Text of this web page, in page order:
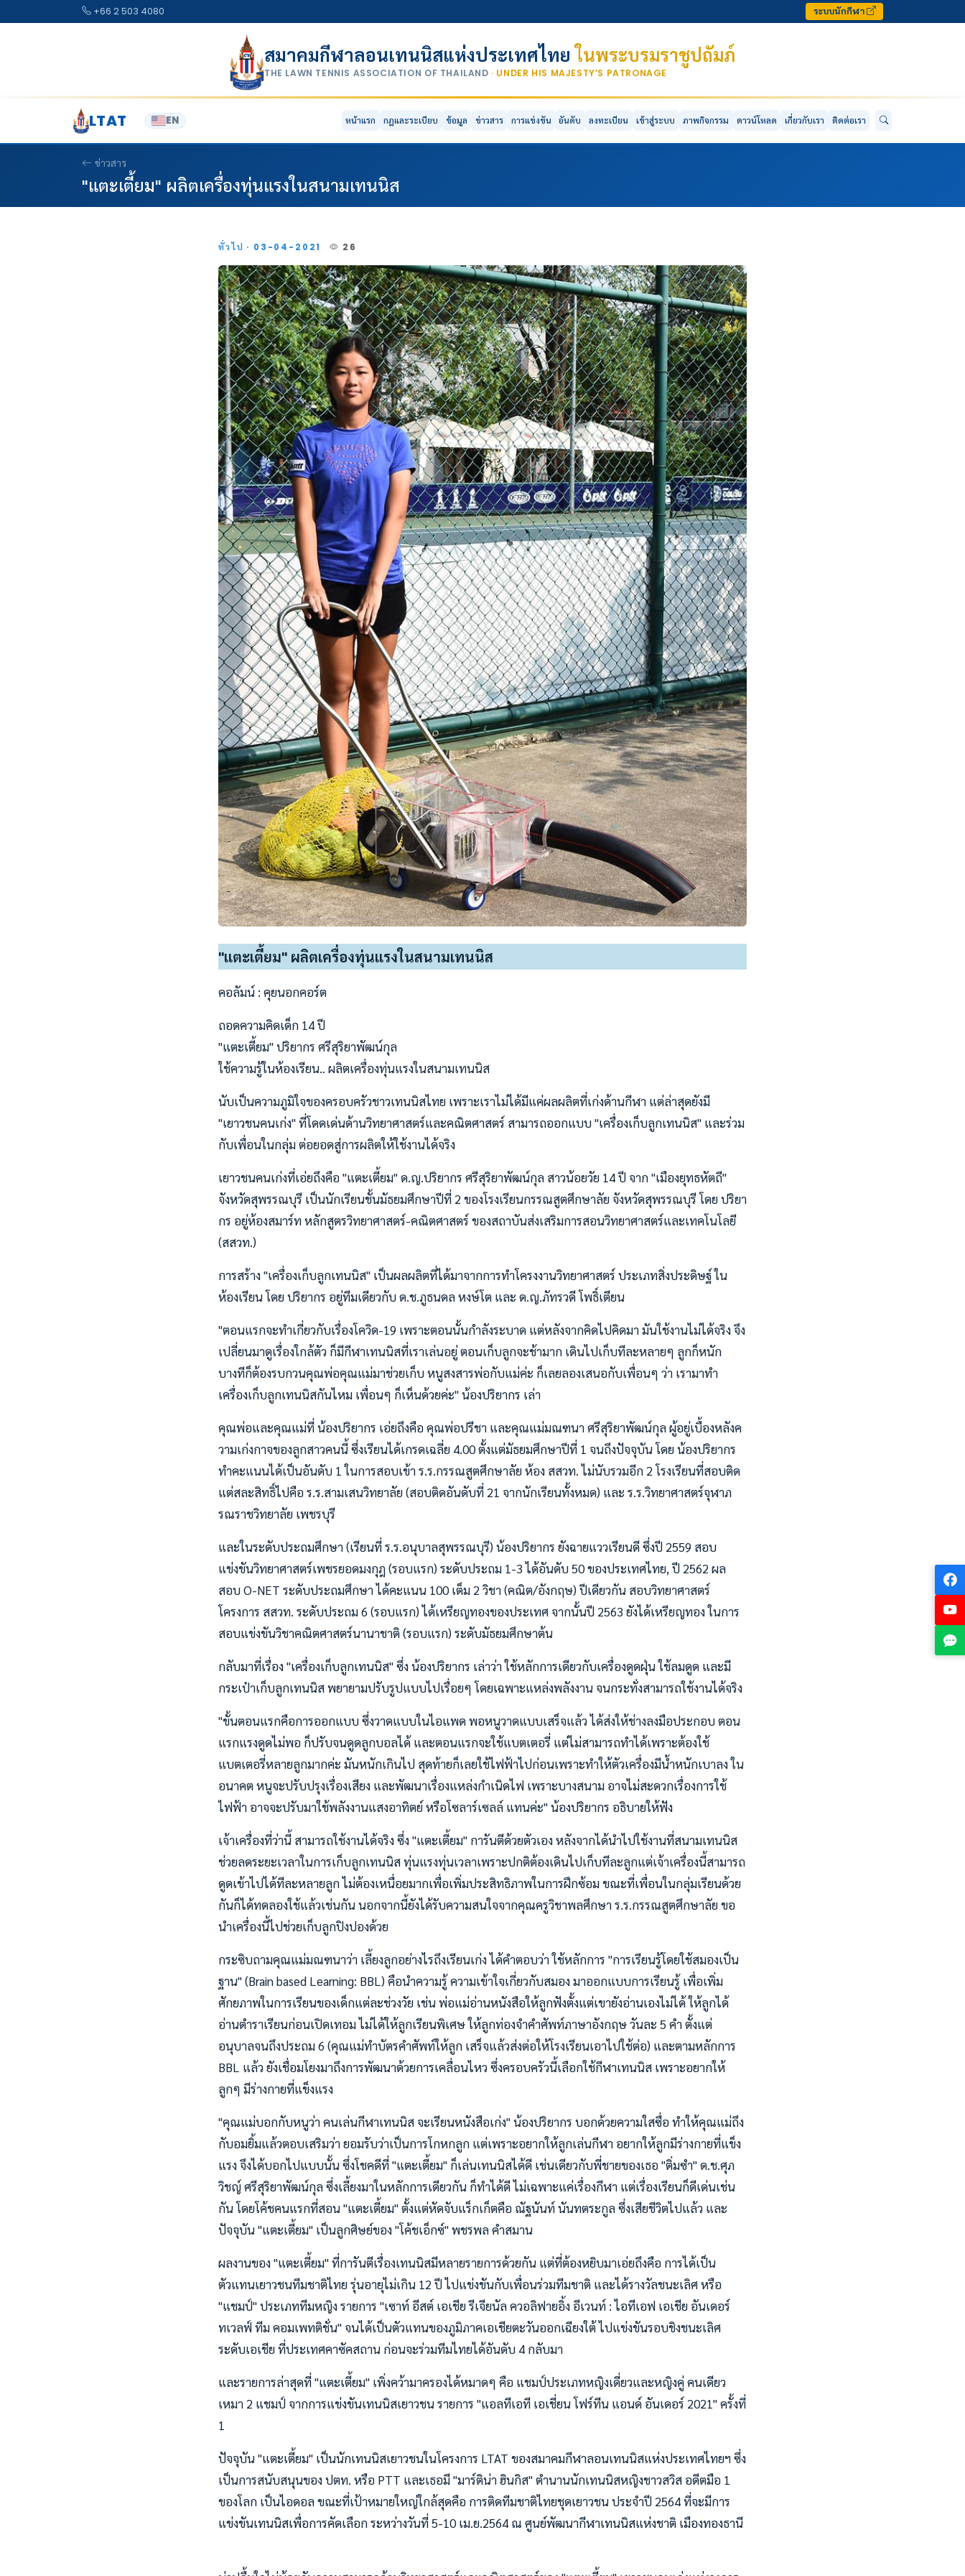
+66 2 503 4080 ระบบนักกีฬา
สมาคมกีฬาลอนเทนนิสแห่งประเทศไทยในพระบรมราชูปถัมภ์
THE LAWN TENNIS ASSOCIATION OF THAILAND · UNDER HIS MAJESTY’S PATRONAGE
LTAT EN หน้าแรก กฎและระเบียบ ข้อมูล ข่าวสาร การแข่งขัน อันดับ ลงทะเบียน เข้าสู่ระบบ ภาพกิจกรรม ดาวน์โหลด เกี่ยวกับเรา ติดต่อเรา
ข่าวสาร
"แตะเตี้ยม" ผลิตเครื่องทุ่นแรงในสนามเทนนิส
ทั่วไป · 03-04-2021 26
"แตะเตี้ยม" ผลิตเครื่องทุ่นแรงในสนามเทนนิส
คอลัมน์ : คุยนอกคอร์ต
ถอดความคิดเด็ก 14 ปี
"แตะเตี้ยม" ปริยากร ศรีสุริยาพัฒน์กุล
ใช้ความรู้ในห้องเรียน.. ผลิตเครื่องทุ่นแรงในสนามเทนนิส
นับเป็นความภูมิใจของครอบครัวชาวเทนนิสไทย เพราะเราไม่ได้มีแค่ผลผลิตที่เก่งด้านกีฬา แต่ล่าสุดยังมี
"เยาวชนคนเก่ง" ที่โดดเด่นด้านวิทยาศาสตร์และคณิตศาสตร์ สามารถออกแบบ "เครื่องเก็บลูกเทนนิส" และร่วม
กับเพื่อนในกลุ่ม ต่อยอดสู่การผลิตให้ใช้งานได้จริง
เยาวชนคนเก่งที่เอ่ยถึงคือ "แตะเตี้ยม" ด.ญ.ปริยากร ศรีสุริยาพัฒน์กุล สาวน้อยวัย 14 ปี จาก "เมืองยุทธหัตถี"
จังหวัดสุพรรณบุรี เป็นนักเรียนชั้นมัธยมศึกษาปีที่ 2 ของโรงเรียนกรรณสูตศึกษาลัย จังหวัดสุพรรณบุรี โดย ปริยา
กร อยู่ห้องสมาร์ท หลักสูตรวิทยาศาสตร์-คณิตศาสตร์ ของสถาบันส่งเสริมการสอนวิทยาศาสตร์และเทคโนโลยี
(สสวท.)
การสร้าง "เครื่องเก็บลูกเทนนิส" เป็นผลผลิตที่ได้มาจากการทำโครงงานวิทยาศาสตร์ ประเภทสิ่งประดิษฐ์ ใน
ห้องเรียน โดย ปริยากร อยู่ทีมเดียวกับ ด.ช.ภูธนดล หงษ์โต และ ด.ญ.ภัทรวดี โพธิ์เตียน
"ตอนแรกจะทำเกี่ยวกับเรื่องโควิด-19 เพราะตอนนั้นกำลังระบาด แต่หลังจากคิดไปคิดมา มันใช้งานไม่ได้จริง จึง
เปลี่ยนมาดูเรื่องใกล้ตัว ก็มีกีฬาเทนนิสที่เราเล่นอยู่ ตอนเก็บลูกจะช้ามาก เดินไปเก็บทีละหลายๆ ลูกก็หนัก
บางทีก็ต้องรบกวนคุณพ่อคุณแม่มาช่วยเก็บ หนูสงสารพ่อกับแม่ค่ะ ก็เลยลองเสนอกับเพื่อนๆ ว่า เรามาทำ
เครื่องเก็บลูกเทนนิสกันไหม เพื่อนๆ ก็เห็นด้วยค่ะ" น้องปริยากร เล่า
คุณพ่อและคุณแม่ที่ น้องปริยากร เอ่ยถึงคือ คุณพ่อปรีชา และคุณแม่มณฑนา ศรีสุริยาพัฒน์กุล ผู้อยู่เบื้องหลังค
วามเก่งกาจของลูกสาวคนนี้ ซึ่งเรียนได้เกรดเฉลี่ย 4.00 ตั้งแต่มัธยมศึกษาปีที่ 1 จนถึงปัจจุบัน โดย น้องปริยากร
ทำคะแนนได้เป็นอันดับ 1 ในการสอบเข้า ร.ร.กรรณสูตศึกษาลัย ห้อง สสวท. ไม่นับรวมอีก 2 โรงเรียนที่สอบติด
แต่สละสิทธิ์ไปคือ ร.ร.สามเสนวิทยาลัย (สอบติดอันดับที่ 21 จากนักเรียนทั้งหมด) และ ร.ร.วิทยาศาสตร์จุฬาภ
รณราชวิทยาลัย เพชรบุรี
และในระดับประถมศึกษา (เรียนที่ ร.ร.อนุบาลสุพรรณบุรี) น้องปริยากร ยังฉายแววเรียนดี ซึ่งปี 2559 สอบ
แข่งขันวิทยาศาสตร์เพชรยอดมงกุฎ (รอบแรก) ระดับประถม 1-3 ได้อันดับ 50 ของประเทศไทย, ปี 2562 ผล
สอบ O-NET ระดับประถมศึกษา ได้คะแนน 100 เต็ม 2 วิชา (คณิต/อังกฤษ) ปีเดียวกัน สอบวิทยาศาสตร์
โครงการ สสวท. ระดับประถม 6 (รอบแรก) ได้เหรียญทองของประเทศ จากนั้นปี 2563 ยังได้เหรียญทอง ในการ
สอบแข่งขันวิชาคณิตศาสตร์นานาชาติ (รอบแรก) ระดับมัธยมศึกษาต้น
กลับมาที่เรื่อง "เครื่องเก็บลูกเทนนิส" ซึ่ง น้องปริยากร เล่าว่า ใช้หลักการเดียวกับเครื่องดูดฝุ่น ใช้ลมดูด และมี
กระเป๋าเก็บลูกเทนนิส พยายามปรับรูปแบบไปเรื่อยๆ โดยเฉพาะแหล่งพลังงาน จนกระทั่งสามารถใช้งานได้จริง
"ขั้นตอนแรกคือการออกแบบ ซึ่งวาดแบบในไอแพด พอหนูวาดแบบเสร็จแล้ว ได้ส่งให้ช่างลงมือประกอบ ตอน
แรกแรงดูดไม่พอ ก็ปรับจนดูดลูกบอลได้ และตอนแรกจะใช้แบตเตอรี่ แต่ไม่สามารถทำได้เพราะต้องใช้
แบตเตอรี่หลายลูกมากค่ะ มันหนักเกินไป สุดท้ายก็เลยใช้ไฟฟ้าไปก่อนเพราะทำให้ตัวเครื่องมีน้ำหนักเบาลง ใน
อนาคต หนูจะปรับปรุงเรื่องเสียง และพัฒนาเรื่องแหล่งกำเนิดไฟ เพราะบางสนาม อาจไม่สะดวกเรื่องการใช้
ไฟฟ้า อาจจะปรับมาใช้พลังงานแสงอาทิตย์ หรือโซลาร์เซลล์ แทนค่ะ" น้องปริยากร อธิบายให้ฟัง
เจ้าเครื่องที่ว่านี้ สามารถใช้งานได้จริง ซึ่ง "แตะเตี้ยม" การันตีด้วยตัวเอง หลังจากได้นำไปใช้งานที่สนามเทนนิส
ช่วยลดระยะเวลาในการเก็บลูกเทนนิส ทุ่นแรงทุ่นเวลาเพราะปกติต้องเดินไปเก็บทีละลูกแต่เจ้าเครื่องนี้สามารถ
ดูดเข้าไปได้ทีละหลายลูก ไม่ต้องเหนื่อยมากเพื่อเพิ่มประสิทธิภาพในการฝึกซ้อม ขณะที่เพื่อนในกลุ่มเรียนด้วย
กันก็ได้ทดลองใช้แล้วเช่นกัน นอกจากนี้ยังได้รับความสนใจจากคุณครูวิชาพลศึกษา ร.ร.กรรณสูตศึกษาลัย ขอ
นำเครื่องนี้ไปช่วยเก็บลูกปิงปองด้วย
กระซิบถามคุณแม่มณฑนาว่า เลี้ยงลูกอย่างไรถึงเรียนเก่ง ได้คำตอบว่า ใช้หลักการ "การเรียนรู้โดยใช้สมองเป็น
ฐาน" (Brain based Learning: BBL) คือนำความรู้ ความเข้าใจเกี่ยวกับสมอง มาออกแบบการเรียนรู้ เพื่อเพิ่ม
ศักยภาพในการเรียนของเด็กแต่ละช่วงวัย เช่น พ่อแม่อ่านหนังสือให้ลูกฟังตั้งแต่เขายังอ่านเองไม่ได้ ให้ลูกได้
อ่านตำราเรียนก่อนเปิดเทอม ไม่ได้ให้ลูกเรียนพิเศษ ให้ลูกท่องจำคำศัพท์ภาษาอังกฤษ วันละ 5 คำ ตั้งแต่
อนุบาลจนถึงประถม 6 (คุณแม่ทำบัตรคำศัพท์ให้ลูก เสร็จแล้วส่งต่อให้โรงเรียนเอาไปใช้ต่อ) และตามหลักการ
BBL แล้ว ยังเชื่อมโยงมาถึงการพัฒนาด้วยการเคลื่อนไหว ซึ่งครอบครัวนี้เลือกใช้กีฬาเทนนิส เพราะอยากให้
ลูกๆ มีร่างกายที่แข็งแรง
"คุณแม่บอกกับหนูว่า คนเล่นกีฬาเทนนิส จะเรียนหนังสือเก่ง" น้องปริยากร บอกด้วยความใสซื่อ ทำให้คุณแม่ถึง
กับอมยิ้มแล้วตอบเสริมว่า ยอมรับว่าเป็นการโกหกลูก แต่เพราะอยากให้ลูกเล่นกีฬา อยากให้ลูกมีร่างกายที่แข็ง
แรง จึงได้บอกไปแบบนั้น ซึ่งโชคดีที่ "แตะเตี้ยม" ก็เล่นเทนนิสได้ดี เช่นเดียวกับพี่ชายของเธอ "ติ่มซำ" ด.ช.ศุภ
วิชญ์ ศรีสุริยาพัฒน์กุล ซึ่งเลี้ยงมาในหลักการเดียวกัน ก็ทำได้ดี ไม่เฉพาะแค่เรื่องกีฬา แต่เรื่องเรียนก็ดีเด่นเช่น
กัน โดยโค้ชคนแรกที่สอน "แตะเตี้ยม" ตั้งแต่หัดจับแร็กเก็ตคือ ณัฐนันท์ นันทตระกูล ซึ่งเสียชีวิตไปแล้ว และ
ปัจจุบัน "แตะเตี้ยม" เป็นลูกศิษย์ของ "โค้ชเอ็กซ์" พชรพล คำสมาน
ผลงานของ "แตะเตี้ยม" ที่การันตีเรื่องเทนนิสมีหลายรายการด้วยกัน แต่ที่ต้องหยิบมาเอ่ยถึงคือ การได้เป็น
ตัวแทนเยาวชนทีมชาติไทย รุ่นอายุไม่เกิน 12 ปี ไปแข่งขันกับเพื่อนร่วมทีมชาติ และได้รางวัลชนะเลิศ หรือ
"แชมป์" ประเภททีมหญิง รายการ "เซาท์ อีสต์ เอเชีย รีเจียนัล ควอลิฟายอิ้ง อีเวนท์ : ไอทีเอฟ เอเชีย อันเดอร์
ทเวลฟ์ ทีม คอมเพทติชั่น" จนได้เป็นตัวแทนของภูมิภาคเอเชียตะวันออกเฉียงใต้ ไปแข่งขันรอบชิงชนะเลิศ
ระดับเอเชีย ที่ประเทศคาซัคสถาน ก่อนจะร่วมทีมไทยได้อันดับ 4 กลับมา
และรายการล่าสุดที่ "แตะเตี้ยม" เพิ่งคว้ามาครองได้หมาดๆ คือ แชมป์ประเภทหญิงเดี่ยวและหญิงคู่ คนเดียว
เหมา 2 แชมป์ จากการแข่งขันเทนนิสเยาวชน รายการ "แอลทีเอที เอเชี่ยน โฟร์ทีน แอนด์ อันเดอร์ 2021" ครั้งที่
1
ปัจจุบัน "แตะเตี้ยม" เป็นนักเทนนิสเยาวชนในโครงการ LTAT ของสมาคมกีฬาลอนเทนนิสแห่งประเทศไทยฯ ซึ่ง
เป็นการสนับสนุนของ ปตท. หรือ PTT และเธอมี "มาร์ติน่า ฮินกิส" ตำนานนักเทนนิสหญิงชาวสวิส อดีตมือ 1
ของโลก เป็นไอดอล ขณะที่เป้าหมายใหญ่ใกล้สุดคือ การติดทีมชาติไทยชุดเยาวชน ประจำปี 2564 ที่จะมีการ
แข่งขันเทนนิสเพื่อการคัดเลือก ระหว่างวันที่ 5-10 เม.ย.2564 ณ ศูนย์พัฒนากีฬาเทนนิสแห่งชาติ เมืองทองธานี